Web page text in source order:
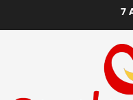
al
7